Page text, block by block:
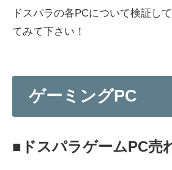
ドスパラの各PCについて検証し
てみて下さい！
ゲーミングPC
■ドスパラゲームPC売